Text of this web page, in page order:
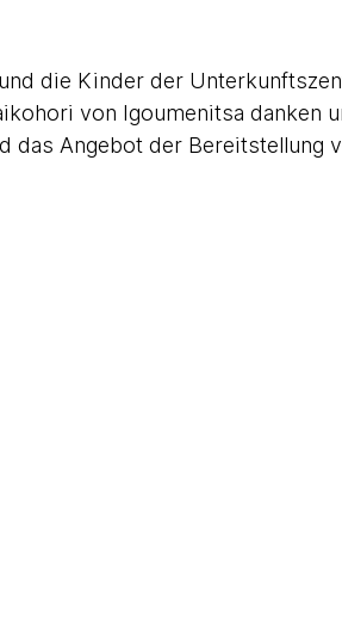
die Kinder der
von Igoumenitsa danken
das Angebot der Bereitstellung